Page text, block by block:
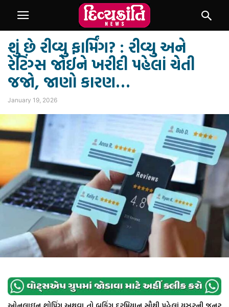
શું છે રીવ્યુ ફાર્મિંગ? : રીવ્યુ અને
રેટિંગ્સ જોઈને ખરીદી પહેલાં ચેતી
જજો, જાણો કારણ…
January 19, 2026